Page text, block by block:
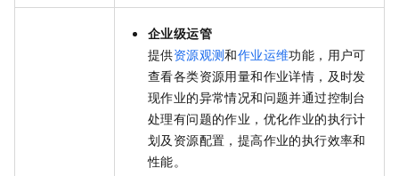
企业级运管
提供资源观测和作业运维功能，用户可
查看各类资源用量和作业详情，及时发
现作业的异常情况和问题并通过控制台
处理有问题的作业，优化作业的执行计
划及资源配置，提高作业的执行效率和
性能。